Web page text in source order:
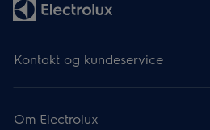
Kontakt og kundeservice
Om Electrolux